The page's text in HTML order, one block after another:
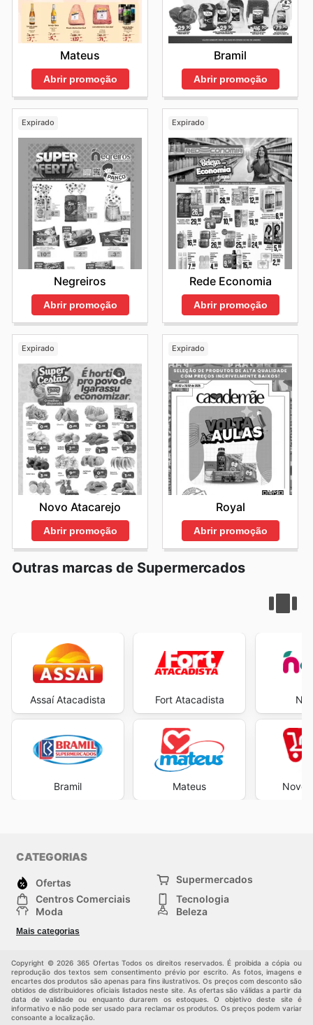
Mateus
Abrir promoção
Bramil
Abrir promoção
Expirado
Negreiros
Abrir promoção
Expirado
Rede Economia
Abrir promoção
Expirado
Novo Atacarejo
Abrir promoção
Expirado
Royal
Abrir promoção
Outras marcas de Supermercados
Assaí Atacadista
Bramil
Fort Atacadista
Mateus Novo
CATEGORIAS
Ofertas
Supermercados
Centros Comerciais
Tecnologia
Moda
Beleza
Construção e jardinagem
Mais categorias
Copyright © 2026 365 Ofertas Todos os direitos reservados. É proibida a cópia ou
reprodução dos textos sem consentimento prévio por escrito. As fotos, imagens e
encartes dos produtos são apenas para fins ilustrativos. Os preços com desconto são
obtidos de distribuidores oficiais listados neste site. As ofertas são válidas a partir da
data de validade ou enquanto durarem os estoques. O objetivo deste site é
informativo e não pode ser usado para reclamar os produtos. Os preços podem variar
consoante a localização.